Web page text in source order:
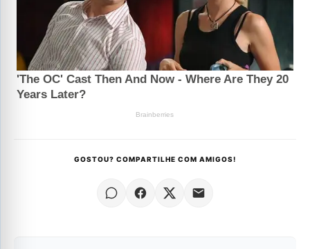
GOSTOU? COMPARTILHE COM AMIGOS!